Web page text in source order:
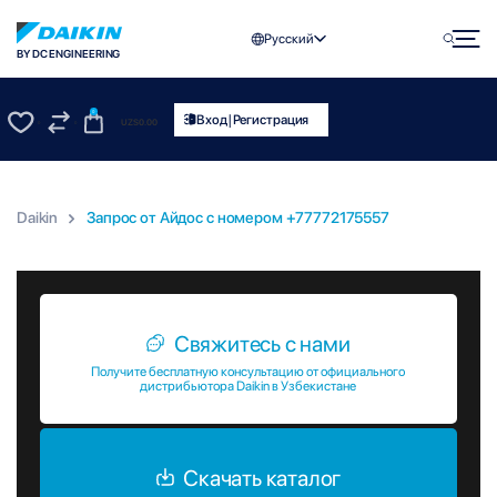
BY DC ENGINEERING
Русский
0
UZS0.00 Вход|Регистрация
Daikin Запрос от Айдос c номером +77772175557
Свяжитесь с нами
Получите бесплатную консультацию от официального
дистрибьютора Daikin в Узбекистане
Скачать каталог